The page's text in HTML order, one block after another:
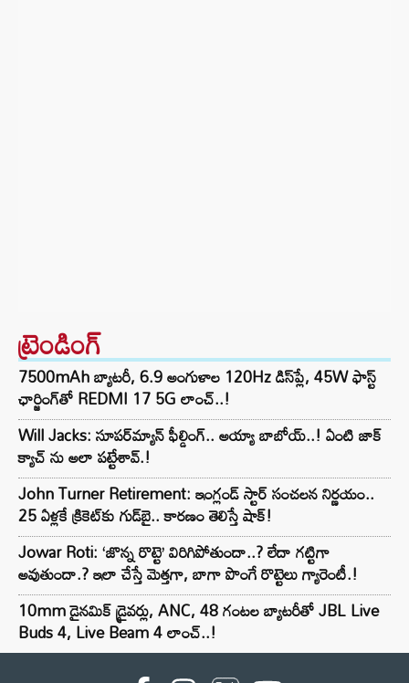
ట్రెండింగ్‌
7500mAh బ్యాటరీ, 6.9 అంగుళాల 120Hz డిస్‌ప్లే, 45W ఫాస్ట్
ఛార్జింగ్‌తో REDMI 17 5G లాంచ్..!
Will Jacks: సూపర్‌మ్యాన్ ఫీల్డింగ్.. అయ్యా బాబోయ్..! ఏంటి జాక్
క్యాచ్ ను అలా పట్టేశావ్.!
John Turner Retirement: ఇంగ్లండ్ స్టార్ సంచలన నిర్ణయం..
25 ఏళ్లకే క్రికెట్‌కు గుడ్‌బై.. కారణం తెలిస్తే షాక్!
Jowar Roti: ‘జొన్న రొట్టె’ విరిగిపోతుందా..? లేదా గట్టిగా
అవుతుందా.? ఇలా చేస్తే మెత్తగా, బాగా పొంగే రొట్టెలు గ్యారెంటీ.!
10mm డైనమిక్ డ్రైవర్లు, ANC, 48 గంటల బ్యాటరీతో JBL Live
Buds 4, Live Beam 4 లాంచ్..!